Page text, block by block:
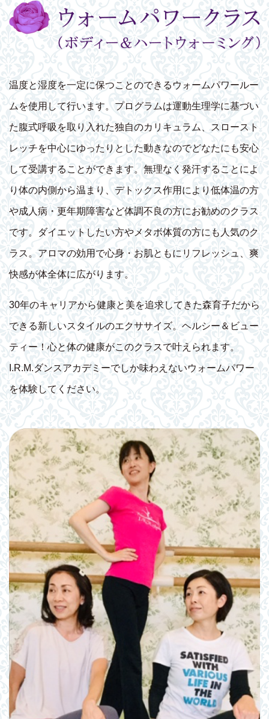
温度と湿度を一定に保つことのできるウォームパワールー
ムを使用して行います。プログラムは運動生理学に基づい
た腹式呼吸を取り入れた独自のカリキュラム、スロースト
レッチを中心にゆったりとした動きなのでどなたにも安心
して受講することができます。無理なく発汗することによ
り体の内側から温まり、デトックス作用により低体温の方
や成人病・更年期障害など体調不良の方にお勧めのクラス
です。ダイエットしたい方やメタボ体質の方にも人気のク
ラス。アロマの効用で心身・お肌ともにリフレッシュ、爽
快感が体全体に広がります。
30年のキャリアから健康と美を追求してきた森育子だから
できる新しいスタイルのエクササイズ。ヘルシー＆ビュー
ティー！心と体の健康がこのクラスで叶えられます。
I.R.M.ダンスアカデミーでしか味わえないウォームパワー
を体験してください。